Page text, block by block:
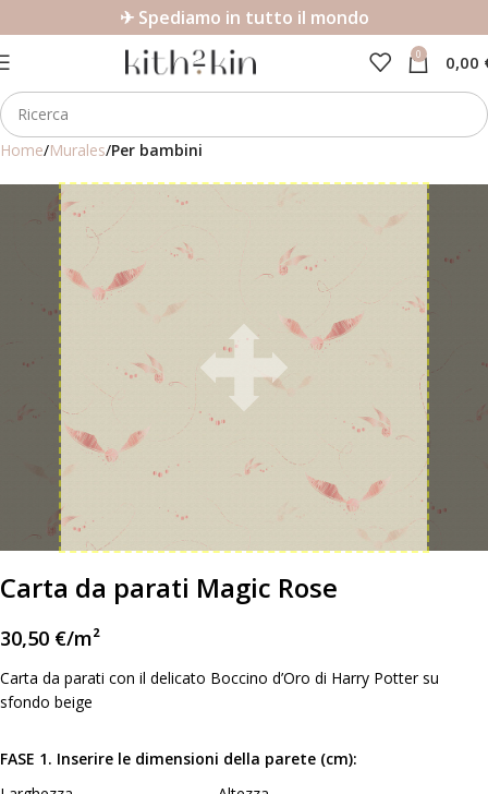
✈ Spediamo in tutto il mondo
0 0,00
Home Murales Per bambini
Carta da parati Magic Rose
30,50 €/m²
Carta da parati con il delicato Boccino d’Oro di Harry Potter su
sfondo beige
FASE 1. Inserire le dimensioni della parete (cm):